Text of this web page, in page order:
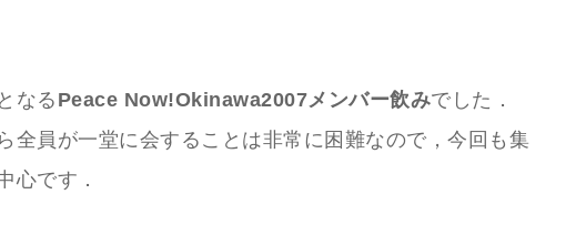
なる Peace Now!Okinawa2007メンバー飲みでした．
全員が一堂に会することは非常に困難なので，今回も集
心です．